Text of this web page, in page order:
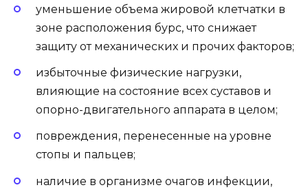
уменьшение объема жировой клетчатки в
зоне расположения бурс, что снижает
защиту от механических и прочих факторов;
избыточные физические нагрузки,
влияющие на состояние всех суставов и
опорно-двигательного аппарата в целом;
повреждения, перенесенные на уровне
стопы и пальцев;
наличие в организме очагов инфекции,